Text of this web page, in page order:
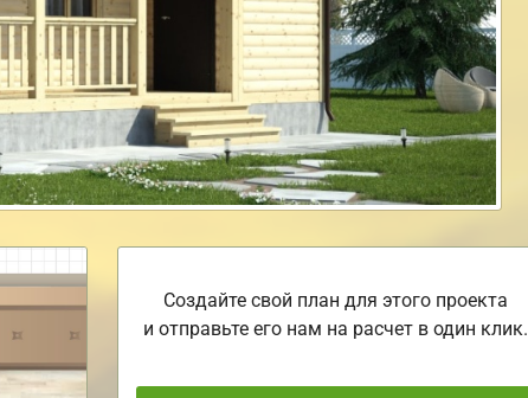
Создайте свой план для этого проекта
и отправьте его нам на расчет в один клик.